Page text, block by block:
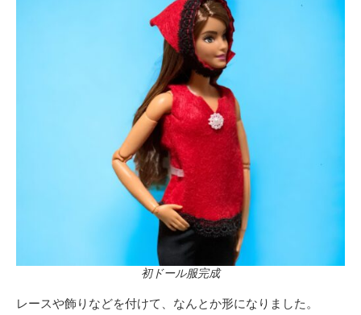
初ドール服完成
レースや飾りなどを付けて、なんとか形になりました。